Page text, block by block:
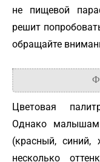
не пищевой
решит
обращайте
Цветовая
Однако малышам
(красный,
несколько